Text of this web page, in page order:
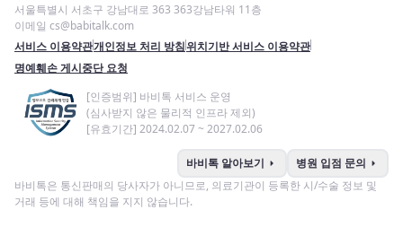
서울특별시 서초구 강남대로 363 363강남타워 11층
이메일 cs@babitalk.com
서비스 이용약관개인정보 처리 방침위치기반 서비스 이용약관
명예훼손 게시중단 요청
[인증범위] 바비톡 서비스 운영
(심사받지 않은 물리적 인프라 제외)
[유효기간] 2024.02.07 ~ 2027.02.06
바비톡 알아보기 arrow_right 병원 입점 문의 arrow_right
바비톡은 통신판매의 당사자가 아니므로, 의료기관이 등록한 시/수술 정보 및
거래 등에 대해 책임을 지지 않습니다.